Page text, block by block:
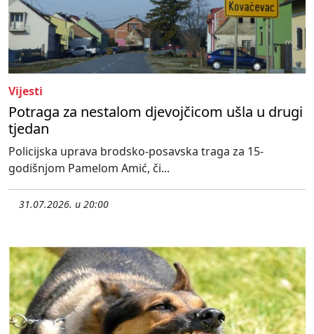
Vijesti
Potraga za nestalom djevojčicom ušla u drugi
tjedan
Policijska uprava brodsko-posavska traga za 15-
godišnjom Pamelom Amić, či...
31.07.2026. u 20:00